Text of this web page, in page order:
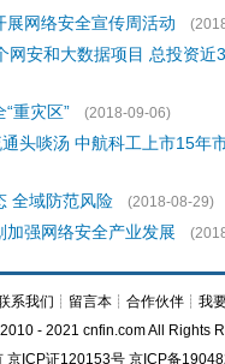
展网络安全宣传周活动
网安和大数据项目 总投资近
重灾区”
(2018-09-06)
头啖汤 中航科工上市15年
全域防范风险
(2018-08-29)
加强网络安全产业发展
系我们 ┊ 留言本 ┊ 合作伙伴 ┊ 我
- 2021 cnfin.com All Rights
京ICP证120153号 京ICP备